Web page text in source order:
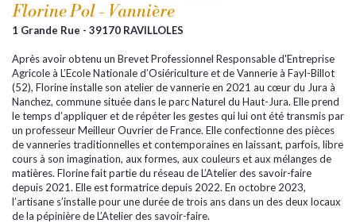
Florine Pol - Vannière
1 Grande Rue - 39170 RAVILLOLES
Après avoir obtenu un Brevet Professionnel Responsable d'Entreprise
Agricole à L’Ecole Nationale d’Osiériculture et de Vannerie à Fayl-Billot
(52), Florine installe son atelier de vannerie en 2021 au cœur du Jura à
Nanchez, commune située dans le parc Naturel du Haut-Jura. Elle prend
le temps d’appliquer et de répéter les gestes qui lui ont été transmis par
un professeur Meilleur Ouvrier de France. Elle confectionne des pièces
de vanneries traditionnelles et contemporaines en laissant, parfois, libre
cours à son imagination, aux formes, aux couleurs et aux mélanges de
matières. Florine fait partie du réseau de L’Atelier des savoir-faire
depuis 2021. Elle est formatrice depuis 2022. En octobre 2023,
l’artisane s’installe pour une durée de trois ans dans un des deux locaux
de la pépinière de L’Atelier des savoir-faire.